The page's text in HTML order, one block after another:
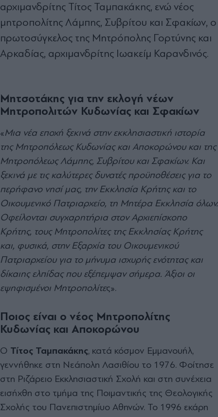
αρχιμανδρίτης Τίτος Ταμπακάκης, ενώ νέος
μητροπολίτης Λάμπης, Συβρίτου και Σφακίων, ο
πρωτοσύγκελος της Μητρόπολης Γορτύνης και
Αρκαδίας, αρχιμανδρίτης Ιωακείμ Καρανδινός.
Μητσοτάκης για την εκλογή νέων
Μητροπολιτών Κυδωνίας και Σφακίων
«Μια νέα εποχή ξεκινά στην εκκλησιαστική ιστορία
της Μητροπόλεως Κυδωνίας και Αποκορώνου και της
Μητροπόλεως Λάμπης, Συβρίτου και Σφακίων. Και
ξεκινά με τις καλύτερες δυνατές προϋποθέσεις για το
περήφανο νησί μας, την Εκκλησία Κρήτης και το
Οικουμενικό Πατριαρχείο, τη Μητέρα Εκκλησία όλων.
Οφείλονται συγχαρητήρια στον Αρχιεπίσκοπο
Κρήτης, τους Μητροπολίτες της Εκκλησίας Κρήτης
και, φυσικά, στην Εξαρχία του Οικουμενικού
Πατριαρχείου για το μήνυμα ισχυρής ενότητας και
δίκαιης ελπίδας που εξέπεμψαν σήμερα. Άξιοι οι
εψηφισμένοι Μητροπολίτες».
Ποιος είναι ο νέος Μητροπολίτης
Κυδωνίας και Αποκορώνου
Ο Τίτος Ταμπακάκης, κατά κόσμον Εμμανουήλ,
γεννήθηκε στη Νεάπολη Λασιθίου το 1976. Φοίτησε
στη Ριζάρειο Εκκλησιαστική Σχολή και στη συνέχεια
εισήχθη στο τμήμα της Ποιμαντικής της Θεολογικής
Σχολής του Πανεπιστημίυο Αθηνών. Το 1996 εκάρη